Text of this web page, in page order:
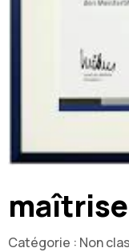
Catégorie : Non